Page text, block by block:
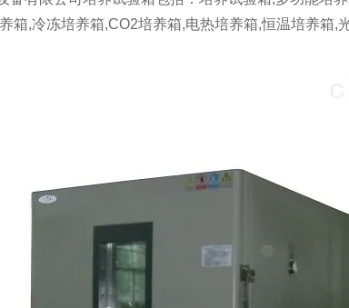
箱,冷冻培养箱,CO2培养箱,电热培养箱,恒温培养箱,